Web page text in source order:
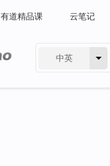
有道精品课 云笔记
中英